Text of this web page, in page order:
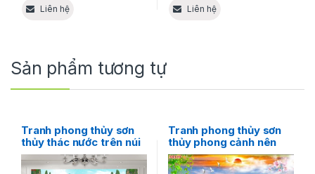
Liên hệ Liên hệ
Sản phẩm tương tự
Tranh phong thủy sơn
thủy thác nước trên núi
Tranh phong thủy sơn
thủy phong cảnh nên
thơ